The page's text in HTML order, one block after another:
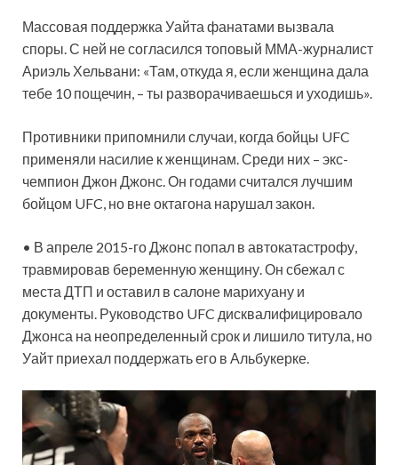
Массовая поддержка Уайта фанатами вызвала
споры. С ней не согласился топовый ММА-журналист
Ариэль Хельвани: «Там, откуда я, если женщина дала
тебе 10 пощечин, – ты разворачиваешься и уходишь».
Противники припомнили случаи, когда бойцы UFC
применяли насилие к женщинам. Среди них – экс-
чемпион Джон Джонс. Он годами считался лучшим
бойцом UFC, но вне октагона нарушал закон.
• В апреле 2015-го Джонс попал в автокатастрофу,
травмировав беременную женщину. Он сбежал с
места ДТП и оставил в салоне марихуану и
документы. Руководство UFC дисквалифицировало
Джонса на неопределенный срок и лишило титула, но
Уайт приехал поддержать его в Альбукерке.